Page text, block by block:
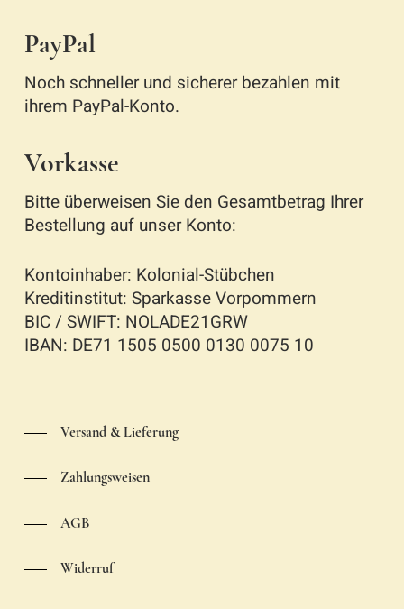
PayPal
Noch schneller und sicherer bezahlen mit
ihrem PayPal-Konto.
Vorkasse
Bitte überweisen Sie den Gesamtbetrag Ihrer
Bestellung auf unser Konto:
Kontoinhaber: Kolonial-Stübchen
Kreditinstitut: Sparkasse Vorpommern
BIC / SWIFT: NOLADE21GRW
IBAN: DE71 1505 0500 0130 0075 10
Versand & Lieferung
Zahlungsweisen
AGB
Widerruf